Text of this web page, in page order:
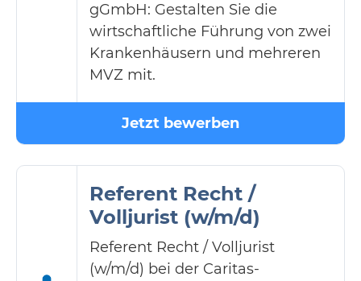
gGmbH: Gestalten Sie die
wirtschaftliche Führung von zwei
Krankenhäusern und mehreren
MVZ mit.
Jetzt bewerben
Referent Recht /
Volljurist (w/m/d)
Referent Recht / Volljurist
(w/m/d) bei der Caritas-